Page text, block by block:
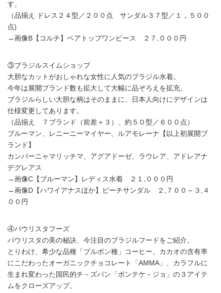
す。
（品揃え ドレス２４型／２００点 サンダル３７型／１，５００
点)
→画像B【コルチ】ベアトップワンピース ２７,０００円
③ブラジルスイムショップ
大胆なカットがおしゃれな女性に人気のブラジル水着。
今年は展開ブランド数も拡大して大幅に品ぞろえを拡充。
ブラジルらしい大胆な柄はそのままに、日本人向けにデザインは
仕様変更してあります。
（品揃え ７ブランド（前差＋３）、約５０型／６００点）
ブルーマン、レニーニーマイヤー、ルアモレーナ【以上初展開ブ
ランド】
カンパーニャマリッチマ、アグアドーゼ、ラウレア、アドレアナ
デグレアス
→画像C【ブルーマン】レディス水着 ２１,０００円
→画像D【ハワイアナスほか】ビーチサンダル ２,７００～３,４
００円
④パウリスタフーズ
パウリスタの美の秘訣、今注目のブラジルフードをご紹介。
とりわけ、希少な品種「ブルボン種」コーヒー、カカオの含有率
にこだわったオーガニックチョコレート「AMMA」、カラフルに
生まれ変わった国民的チ－ズパン「ポンテケ－ジョ」の３アイテ
ムをクローズアップ。